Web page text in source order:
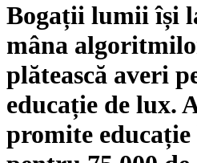
Bogații lumii își
mâna
plătească averi
educație de lux.
promite